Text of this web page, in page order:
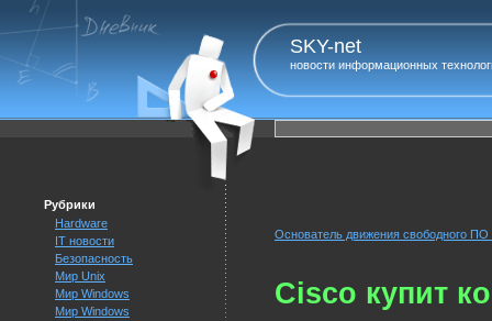
SKY-net
новости информационных
Рубрики
Hardware
IT новости
Безопасность
Мир Unix
Мир Windows
Мир Windows
Основатель движения свободного ПО
Cisco купит